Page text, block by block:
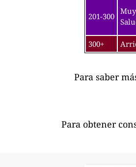
201-300
300+
Para saber
Para obtener